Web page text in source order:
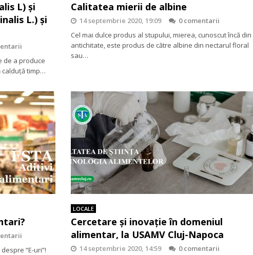
L) şi
L.) și
de a produce
calduţă timp…
Calitatea mierii de albine
14 septembrie 2020, 19:09
0 comentarii
Cel mai dulce produs al stupului, mierea, cunoscut încă din
antichitate, este produs de către albine din nectarul floral
sau…
“E-uri”!
LOCALE
Cercetare și inovație în domeniul
alimentar, la USAMV Cluj-Napoca
14 septembrie 2020, 14:59
0 comentarii